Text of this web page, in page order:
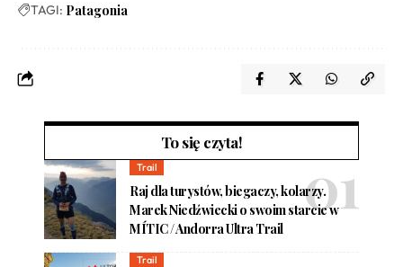
TAGI: Patagonia
To się czyta!
Trail
Raj dla turystów, biegaczy, kolarzy.
Marek Niedźwiecki o swoim starcie w
MÍTIC / Andorra Ultra Trail
Trail